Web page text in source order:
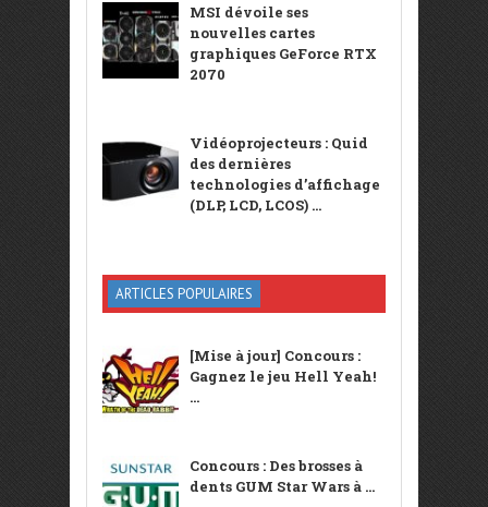
MSI dévoile ses
nouvelles cartes
graphiques GeForce RTX
2070
Vidéoprojecteurs : Quid
des dernières
technologies d’affichage
(DLP, LCD, LCOS) ...
ARTICLES POPULAIRES
[Mise à jour] Concours :
Gagnez le jeu Hell Yeah!
...
Concours : Des brosses à
dents GUM Star Wars à ...